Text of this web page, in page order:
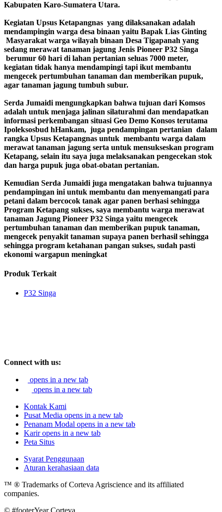
Kabupaten Karo-Sumatera Utara.
Kegiatan Upsus Ketapangnas yang dilaksanakan adalah
mendampingin warga desa binaan yaitu Bapak Lias Ginting
Masyarakat warga wilayah binaan Desa Tigapanah yang
sedang merawat tanaman jagung Jenis Pioneer P32 Singa
berumur 60 hari di lahan pertanian seluas 7000 meter,
kegiatan tidak hanya mendampingi tapi ikut membantu
mengecek pertumbuhan tanaman dan memberikan pupuk,
agar tanaman jagung tumbuh subur.
Serda Jumaidi mengungkapkan bahwa tujuan dari Komsos
adalah untuk menjaga jalinan silaturahmi dan mendapatkan
informasi perkembangan situasi Geo Demo Konsos terutama
Ipoleksosbud hHankam, juga pendampingan pertanian dalam
rangka Upsus Ketapangnas untuk membantu warga dalam
merawat tanaman jagung serta untuk mensukseskan program
Ketapang, selain itu saya juga melaksanakan pengecekan stok
dan harga pupuk juga obat-obatan pertanian.
Kemudian Serda Jumaidi juga mengatakan bahwa tujuannya
pendampingan ini untuk membantu dan menyemangati para
petani dalam bercocok tanak agar panen berhasi sehingga
Program Ketapang sukses, saya membantu warga merawat
tanaman Jagung Pioneer P32 Singa yaitu mengecek
pertumbuhan tanaman dan memberikan pupuk tanaman,
mengecek penyakit tanaman supaya panen berhasil sehingga
sehingga program ketahanan pangan sukses, sudah pasti
ekonomi wargapun meningkat
Produk Terkait
P32 Singa
Connect with us:
opens in a new tab
opens in a new tab
Kontak Kami
Pusat Media opens in a new tab
Penanam Modal opens in a new tab
Karir opens in a new tab
Peta Situs
Syarat Penggunaan
Aturan kerahasiaan data
™ ® Trademarks of Corteva Agriscience and its affiliated
companies.